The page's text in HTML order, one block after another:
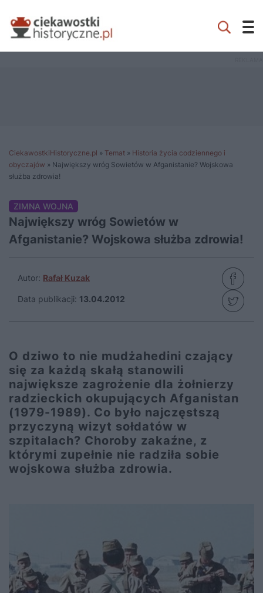
CiekawostkiHistoryczne.pl » Temat » Historia życia codziennego i
obyczajów » Największy wróg Sowietów w Afganistanie? Wojskowa
służba zdrowia!
ZIMNA WOJNA
Największy wróg Sowietów w
Afganistanie? Wojskowa służba zdrowia!
Autor: Rafał Kuzak
Data publikacji: 13.04.2012
O dziwo to nie mudżahedini czający
się za każdą skałą stanowili
największe zagrożenie dla żołnierzy
radzieckich okupujących Afganistan
(1979-1989). Co było najczęstszą
przyczyną wizyt sołdatów w
szpitalach? Choroby zakaźne, z
którymi zupełnie nie radziła sobie
wojskowa służba zdrowia.